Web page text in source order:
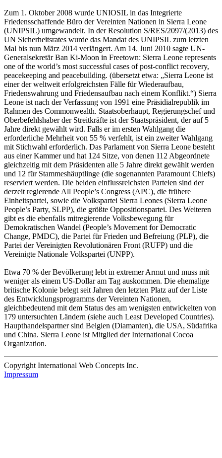
Zum 1. Oktober 2008 wurde UNIOSIL in das Integrierte
Friedensschaffende Büro der Vereinten Nationen in Sierra Leone
(UNIPSIL) umgewandelt. In der Resolution S/RES/2097/(2013) des
UN Sicherheitsrates wurde das Mandat des UNIPSIL zum letzten
Mal bis nun März 2014 verlängert. Am 14. Juni 2010 sagte UN-
Generalsekretär Ban Ki-Moon in Freetown: Sierra Leone represents
one of the world’s most successful cases of post-conflict recovery,
peacekeeping and peacebuilding. (übersetzt etwa: „Sierra Leone ist
einer der weltweit erfolgreichsten Fälle für Wiederaufbau,
Friedenswahrung und Friedensaufbau nach einem Konflikt.“) Sierra
Leone ist nach der Verfassung von 1991 eine Präsidialrepublik im
Rahmen des Commonwealth. Staatsoberhaupt, Regierungschef und
Oberbefehlshaber der Streitkräfte ist der Staatspräsident, der auf 5
Jahre direkt gewählt wird. Falls er im ersten Wahlgang die
erforderliche Mehrheit von 55 % verfehlt, ist ein zweiter Wahlgang
mit Stichwahl erforderlich. Das Parlament von Sierra Leone besteht
aus einer Kammer und hat 124 Sitze, von denen 112 Abgeordnete
gleichzeitig mit dem Präsidenten alle 5 Jahre direkt gewählt werden
und 12 für Stammeshäuptlinge (die sogenannten Paramount Chiefs)
reserviert werden. Die beiden einflussreichsten Parteien sind der
derzeit regierende All People’s Congress (APC), die frühere
Einheitspartei, sowie die Volkspartei Sierra Leones (Sierra Leone
People’s Party, SLPP), die größte Oppositionspartei. Des Weiteren
gibt es die ebenfalls mitregierende Volksbewegung für
Demokratischen Wandel (People’s Movement for Democratic
Change, PMDC), die Partei für Frieden und Befreiung (PLP), die
Partei der Vereinigten Revolutionären Front (RUFP) und die
Vereinigte Nationale Volkspartei (UNPP).
Etwa 70 % der Bevölkerung lebt in extremer Armut und muss mit
weniger als einem US-Dollar am Tag auskommen. Die ehemalige
britische Kolonie belegt seit Jahren den letzten Platz auf der Liste
des Entwicklungsprogramms der Vereinten Nationen,
gleichbedeutend mit dem Status des am wenigsten entwickelten von
179 untersuchten Ländern (siehe auch Least Developed Countries).
Haupthandelspartner sind Belgien (Diamanten), die USA, Südafrika
und China. Sierra Leone ist Mitglied der International Cocoa
Organization.
Copyright International Web Concepts Inc.
Impressum